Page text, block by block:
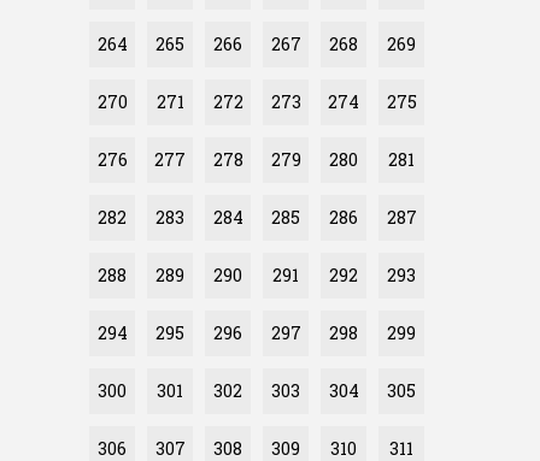
264 265 266 267 268 269
270 271 272 273 274 275
276 277 278 279 280 281
282 283 284 285 286 287
288 289 290 291 292 293
294 295 296 297 298 299
300 301 302 303 304 305
306 307 308 309 310 311